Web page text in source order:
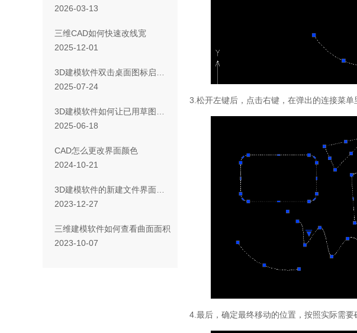
2026-03-13
三维CAD如何快速改线宽
2025-12-01
3D建模软件双击桌面图标启动无响应是为什么
2025-07-24
3D建模软件如何让已用草图自动隐藏
2025-06-18
CAD怎么更改界面颜色
2024-10-21
3D建模软件的新建文件界面仍显示乱码怎么办？
2023-12-27
三维建模软件如何查看曲面面积
2023-10-07
3. 松开左键后，点击右键，在弹出的连接菜单
4. 最后，确定最终移动的位置，按照实际需要